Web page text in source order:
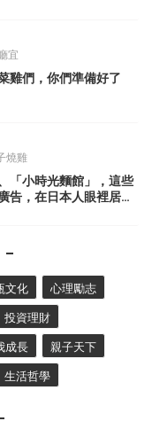
宜
雞們，你們準備好了
燒雞
「小時光麵館」，這些
告，在日本人眼裡居然
文化 心理勵志
投資理財
成長 親子天下
生活哲學